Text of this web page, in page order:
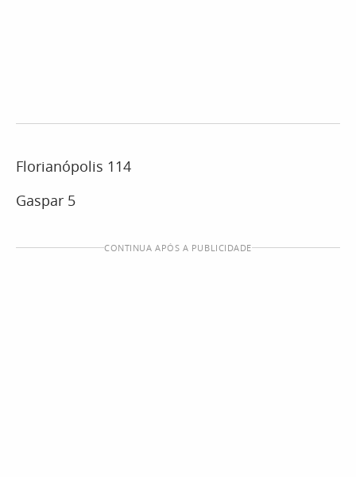
Florianópolis 114
Gaspar 5
CONTINUA APÓS A PUBLICIDADE